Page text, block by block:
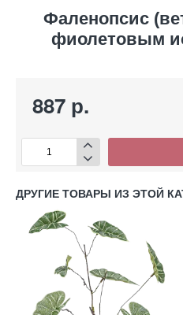
Фаленопсис
фиолетовым
887 р.
ДРУГИЕ ТОВАРЫ ИЗ ЭТОЙ